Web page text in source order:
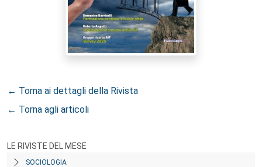
← Torna ai dettagli della Rivista
← Torna agli articoli
LE RIVISTE DEL MESE
SOCIOLOGIA